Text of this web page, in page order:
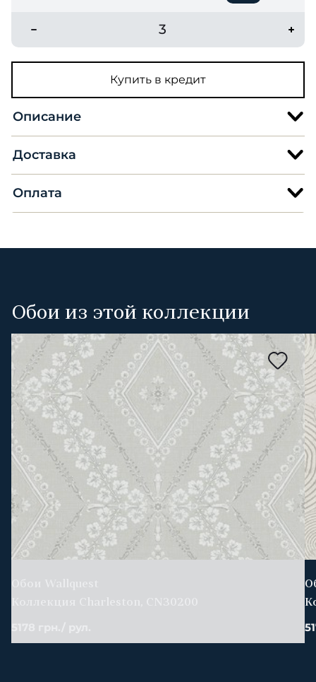
3
Купить в кредит
Описание
Доставка
Оплата
Обои из этой коллекции